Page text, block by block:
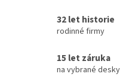
32 let historie
rodinné firmy
15 let záruka
na vybrané desky